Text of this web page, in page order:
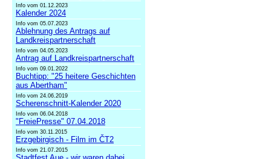
Info vom 01.12.2023
Kalender 2024
Info vom 05.07.2023
Ablehnung des Antrags auf
Landkreispartnerschaft
Info vom 04.05.2023
Antrag auf Landkreispartnerschaft
Info vom 09.01.2022
Buchtipp: "25 heitere Geschichten
aus Abertham"
Info vom 24.06.2019
Scherenschnitt-Kalender 2020
Info vom 06.04.2018
"FreiePresse" 07.04.2018
Info vom 30.11.2015
Erzgebirgisch - Film im ČT2
Info vom 21.07.2015